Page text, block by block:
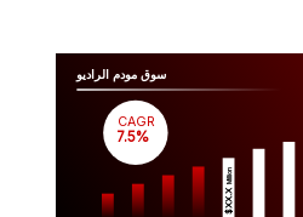
سوق مودم الراديو
$XX.X
Million
CAGR
7.5%